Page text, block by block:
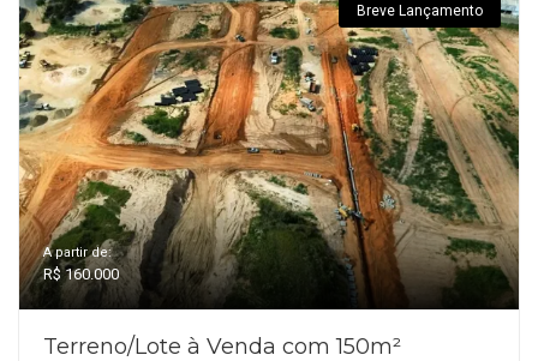
Breve Lançamento
A partir de:
R$ 160.000
Terreno/Lote à Venda com 150m²